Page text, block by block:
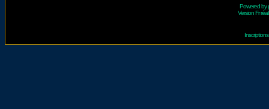
Powered by
Version Fr